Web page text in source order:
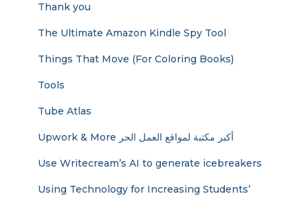
Thank you
The Ultimate Amazon Kindle Spy Tool
Things That Move (For Coloring Books)
Tools
Tube Atlas
Upwork & More أكبر مكتبة لمواقع العمل الحر
Use Writecream’s AI to generate icebreakers
Using Technology for Increasing Students’